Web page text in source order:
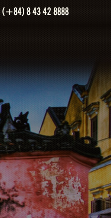
(+84) 8 43 42 8888